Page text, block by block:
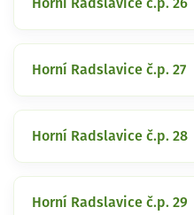
Horní Radslavice č.p. 26
Horní Radslavice č.p. 27
Horní Radslavice č.p. 28
Horní Radslavice č.p. 29